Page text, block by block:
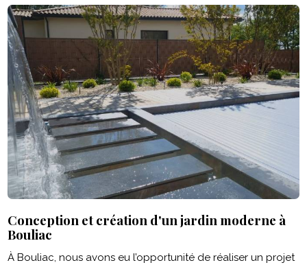
Conception et création d'un jardin moderne à
Bouliac
À Bouliac, nous avons eu l’opportunité de réaliser un projet